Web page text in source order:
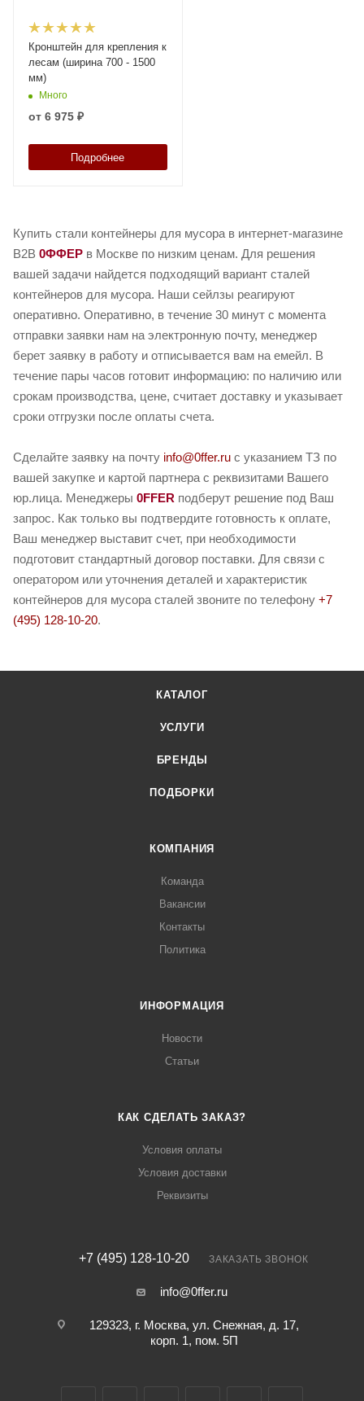
Кронштейн для крепления к
лесам (ширина 700 - 1500
мм)
Много
от 6 975 ₽
Подробнее
Купить стали контейнеры для мусора в интернет-магазине
B2B 0ФФЕР в Москве по низким ценам. Для решения
вашей задачи найдется подходящий вариант сталей
контейнеров для мусора. Наши сейлзы реагируют
оперативно. Оперативно, в течение 30 минут с момента
отправки заявки нам на электронную почту, менеджер
берет заявку в работу и отписывается вам на емейл. В
течение пары часов готовит информацию: по наличию или
срокам производства, цене, считает доставку и указывает
сроки отгрузки после оплаты счета.
Сделайте заявку на почту info@0ffer.ru с указанием ТЗ по
вашей закупке и картой партнера с реквизитами Вашего
юр.лица. Менеджеры 0FFER подберут решение под Ваш
запрос. Как только вы подтвердите готовность к оплате,
Ваш менеджер выставит счет, при необходимости
подготовит стандартный договор поставки. Для связи с
оператором или уточнения деталей и характеристик
контейнеров для мусора сталей звоните по телефону +7
(495) 128-10-20.
КАТАЛОГ
УСЛУГИ
БРЕНДЫ
ПОДБОРКИ
КОМПАНИЯ
Команда
Вакансии
Контакты
Политика
ИНФОРМАЦИЯ
Новости
Статьи
КАК СДЕЛАТЬ ЗАКАЗ?
Условия оплаты
Условия доставки
Реквизиты
+7 (495) 128-10-20 ЗАКАЗАТЬ ЗВОНОК
info@0ffer.ru
129323, г. Москва, ул. Снежная, д. 17,
корп. 1, пом. 5П